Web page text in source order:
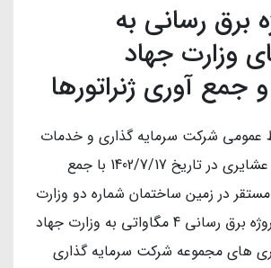
برق رسانی به
وزارت جهاد
جمع آوری ژنراتورها
عمومی شرکت سرمایه گذاری و خدمات
صنایع روستایی، عشایری در تاریخ 1402/7/17 با جمع
مستقر در زمین ساختمان شماره دو وزارت
جهاد کشاورزی پروژه برق رسانی 4 مگاواتی به وزارت جهاد
های مجموعه شرکت سرمایه گذاری